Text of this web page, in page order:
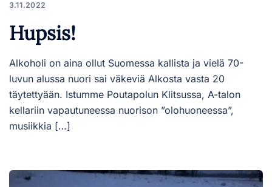
3.11.2022
Hupsis!
Alkoholi on aina ollut Suomessa kallista ja vielä 70-
luvun alussa nuori sai väkeviä Alkosta vasta 20
täytettyään. Istumme Poutapolun Klitsussa, A-talon
kellariin vapautuneessa nuorison ”olohuoneessa”,
musiikkia […]